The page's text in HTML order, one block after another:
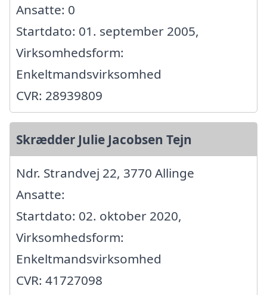
Ansatte: 0
Startdato: 01. september 2005,
Virksomhedsform:
Enkeltmandsvirksomhed
CVR: 28939809
Skrædder Julie Jacobsen Tejn
Ndr. Strandvej 22, 3770 Allinge
Ansatte:
Startdato: 02. oktober 2020,
Virksomhedsform:
Enkeltmandsvirksomhed
CVR: 41727098